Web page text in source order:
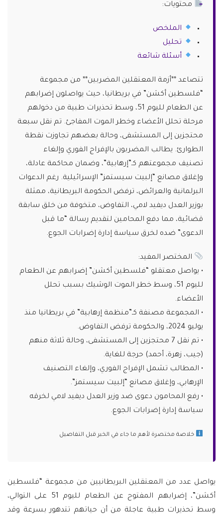
محتويات:
الملخص
تحليل
أسئلة شائعة
تتصاعد **أزمة المعتقلين المضربين** من مجموعة
“فلسطين أكشن” في بريطانيا، حيث يواصلون إضرابهم
عن الطعام لليوم 51، وسط تحذيرات طبية من دخولهم
مرحلة تحلل الأعضاء وخطر الموت المفاجئ. تم نقل سبعة
محتجزين إلى المستشفى، وحالة بعضهم تجاوزت نقطة
الطوارئ. يطالب المضربون بالإفراج الفوري وإلغاء
تصنيف مجموعتهم كـ”إرهابية”، وضمان محاكمة عادلة،
وإغلاق مصانع “إلبيت سيستمز” الإسرائيلية. رغم الدعوات
البرلمانية والعرائض، ترفض الحكومة البريطانية، ممثلة
بوزير العدل ديفيد لامي، التفاوض، متخوفة من خلق سابقة
قضائية، مما دفع المحامين لتقديم رسالة “ما قبل
الدعوى” ضده لخرق سياسة إدارة إضرابات الجوع.
المختصر المفيد:
• يواصل معتقلو “فلسطين أكشن” إضرابهم عن الطعام
لليوم 51، وسط خطر الموت الوشيك بسبب تحلل
الأعضاء.
• المجموعة مصنفة كـ”منظمة إرهابية” في بريطانيا منذ
يوليو 2024، والحكومة ترفض التفاوض.
• تم نقل 7 محتجزين إلى المستشفى، وحالة ثلاثة منهم
(جيب، زهرة، أحمد) حرجة للغاية.
• المطالب تشمل الإفراج الفوري، وإلغاء التصنيف
الإرهابي، وإغلاق مصانع “إلبيت سيستمز”.
• رفع المحامون دعوى ضد وزير العدل ديفيد لامي لخرقه
سياسة إدارة إضرابات الجوع.
خلاصة مختصرة لأهم ما جاء في الخبر قبل التفاصيل
يواصل عدد من المعتقلين البريطانيين من مجموعة “فلسطين
أكشن”، إضرابهم المفتوح عن الطعام لليوم 51 على التوالي،
وسط تحذيرات طبية عاجلة من أن حياتهم تتدهور بسرعة وقد